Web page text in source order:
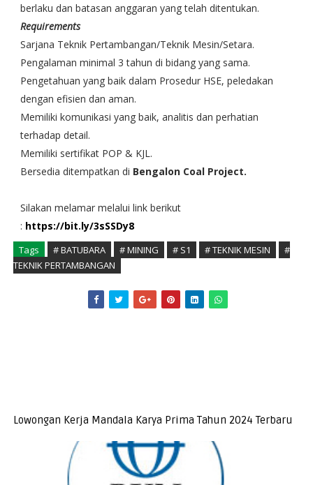
berlaku dan batasan anggaran yang telah ditentukan.
Requirements
Sarjana Teknik Pertambangan/Teknik Mesin/Setara.
Pengalaman minimal 3 tahun di bidang yang sama.
Pengetahuan yang baik dalam Prosedur HSE, peledakan
dengan efisien dan aman.
Memiliki komunikasi yang baik, analitis dan perhatian
terhadap detail.
Memiliki sertifikat POP & KJL.
Bersedia ditempatkan di Bengalon Coal Project.
Silakan melamar melalui link berikut
: https://bit.ly/3sSSDy8
Tags # BATUBARA # MINING # S1 # TEKNIK MESIN
#
TEKNIK PERTAMBANGAN
Lowongan Kerja Mandala Karya Prima Tahun 2024 Terbaru